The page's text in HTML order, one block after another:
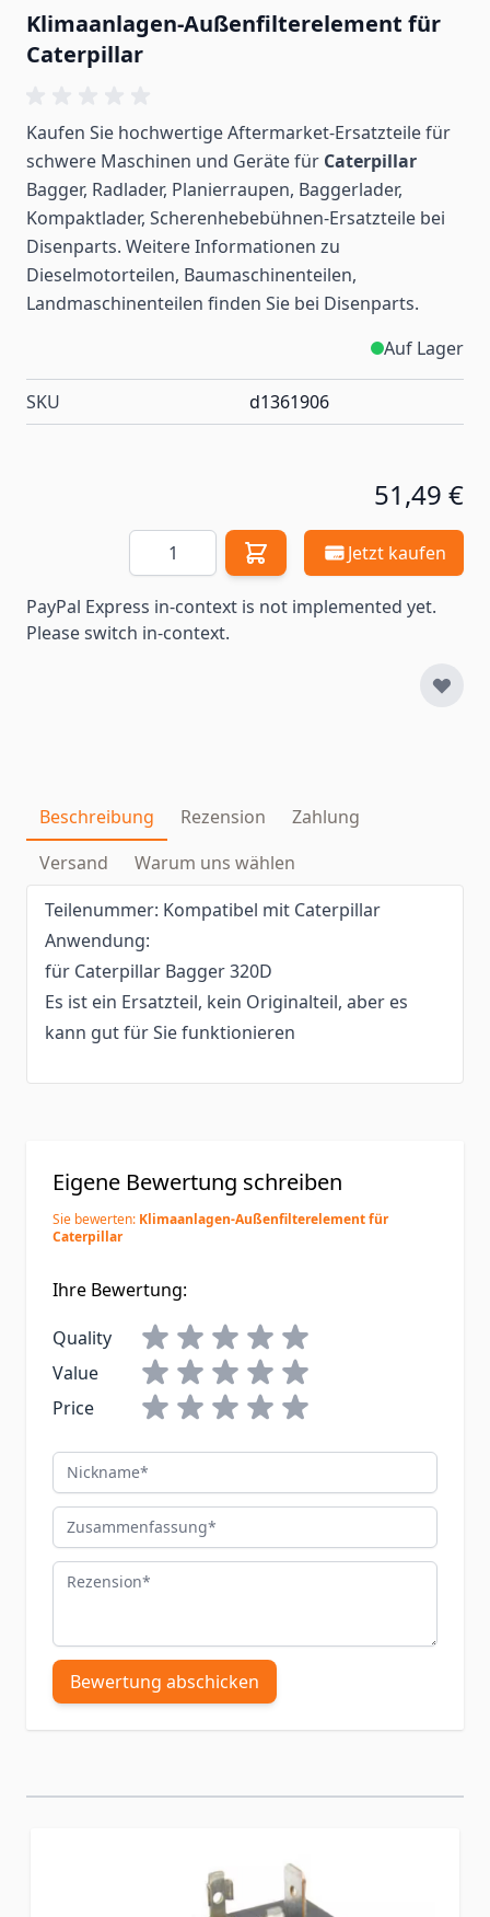
Klimaanlagen-Außenfilterelement für
Caterpillar
Kaufen Sie hochwertige Aftermarket-Ersatzteile für
schwere Maschinen und Geräte für Caterpillar
Bagger, Radlader, Planierraupen, Baggerlader,
Kompaktlader, Scherenhebebühnen-Ersatzteile bei
Disenparts. Weitere Informationen zu
Dieselmotorteilen, Baumaschinenteilen,
Landmaschinenteilen finden Sie bei Disenparts.
Auf Lager
SKU d1361906
51,49 €
Menge Jetzt kaufen
PayPal Express in-context is not implemented yet.
Please switch in-context.
Beschreibung Rezension
Zahlung
Versand
Warum uns wählen
Teilenummer: Kompatibel mit Caterpillar
Anwendung:
für Caterpillar Bagger 320D
Es ist ein Ersatzteil, kein Originalteil, aber es
kann gut für Sie funktionieren
Eigene Bewertung schreiben
Sie bewerten: Klimaanlagen-Außenfilterelement für
Caterpillar
Ihre Bewertung:
Quality
Value
Price
Nickname
Zusammenfassung
Rezension
Bewertung abschicken